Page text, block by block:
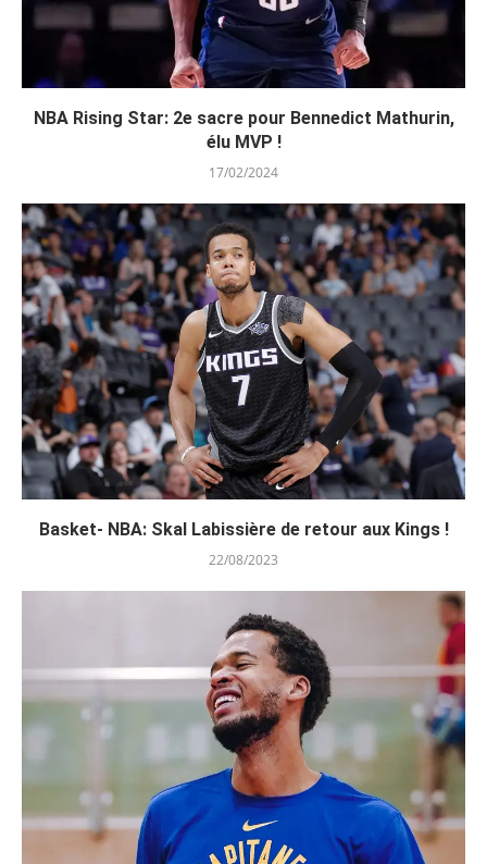
NBA Rising Star: 2e sacre pour Bennedict Mathurin,
élu MVP !
17/02/2024
Basket- NBA: Skal Labissière de retour aux Kings !
22/08/2023